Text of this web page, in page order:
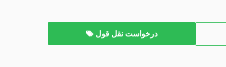
درخواست نقل قول